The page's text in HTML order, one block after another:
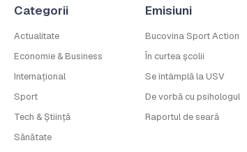
Categorii
Actualitate
Economie & Business
Internațional
Sport
Tech & Știință
Sănătate
Emisiuni
Bucovina Sport Action
În curtea școlii
Se întâmplă la USV
De vorbă cu psihologul
Raportul de seară